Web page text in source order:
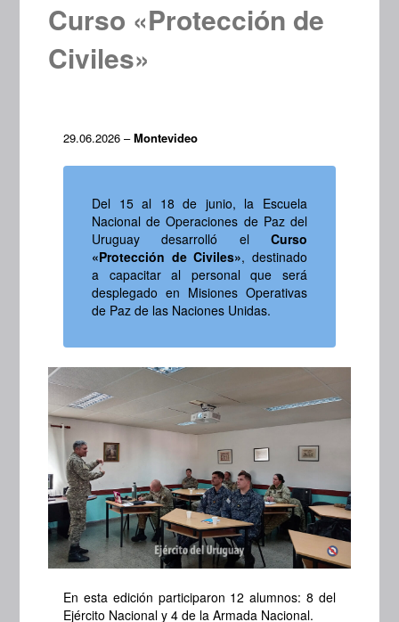
Curso «Protección de
Civiles»
29.06.2026 –Montevideo
Del 15 al 18 de junio, la Escuela
Nacional de Operaciones de Paz del
Uruguay desarrolló el Curso
«Protección de Civiles», destinado
a capacitar al personal que será
desplegado en Misiones Operativas
de Paz de las Naciones Unidas.
En esta edición participaron 12 alumnos: 8 del
Ejército Nacional y 4 de la Armada Nacional.